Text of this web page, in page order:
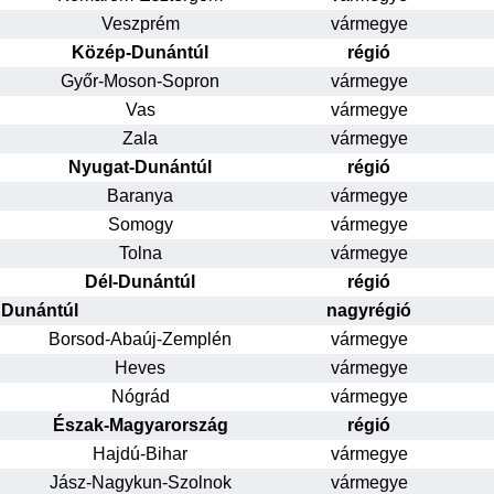
Veszprém
vármegye
Közép-Dunántúl
régió
Győr-Moson-Sopron
vármegye
Vas
vármegye
Zala
vármegye
Nyugat-Dunántúl
régió
Baranya
vármegye
Somogy
vármegye
Tolna
vármegye
Dél-Dunántúl
régió
Dunántúl
nagyrégió
Borsod-Abaúj-Zemplén
vármegye
Heves
vármegye
Nógrád
vármegye
Észak-Magyarország
régió
Hajdú-Bihar
vármegye
Jász-Nagykun-Szolnok
vármegye